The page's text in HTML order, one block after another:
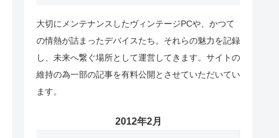
大切にメンテナンスしたヴィンテージPCや、かつて
の情熱が詰まったデバイスたち。それらの魅力を記録
し、未来へ繋ぐ場所として運営してきます。サイトの
維持の為一部の記事を有料公開とさせていただいてい
ます。
2012年2月